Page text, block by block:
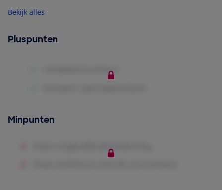
Bekijk alles
Pluspunten
Minpunten